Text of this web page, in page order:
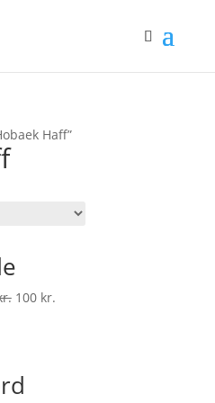
Haff”
Den
300 kr..
100 kr.Den